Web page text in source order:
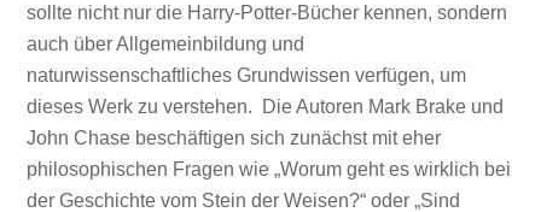
sollte nicht nur die Harry-Potter-Bücher kennen, sondern
auch über Allgemeinbildung und
naturwissenschaftliches Grundwissen verfügen, um
dieses Werk zu verstehen. Die Autoren Mark Brake und
John Chase beschäftigen sich zunächst mit eher
philosophischen Fragen wie „Worum geht es wirklich bei
der Geschichte vom Stein der Weisen?“ oder „Sind